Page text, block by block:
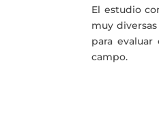
El estudio
muy
para
campo.